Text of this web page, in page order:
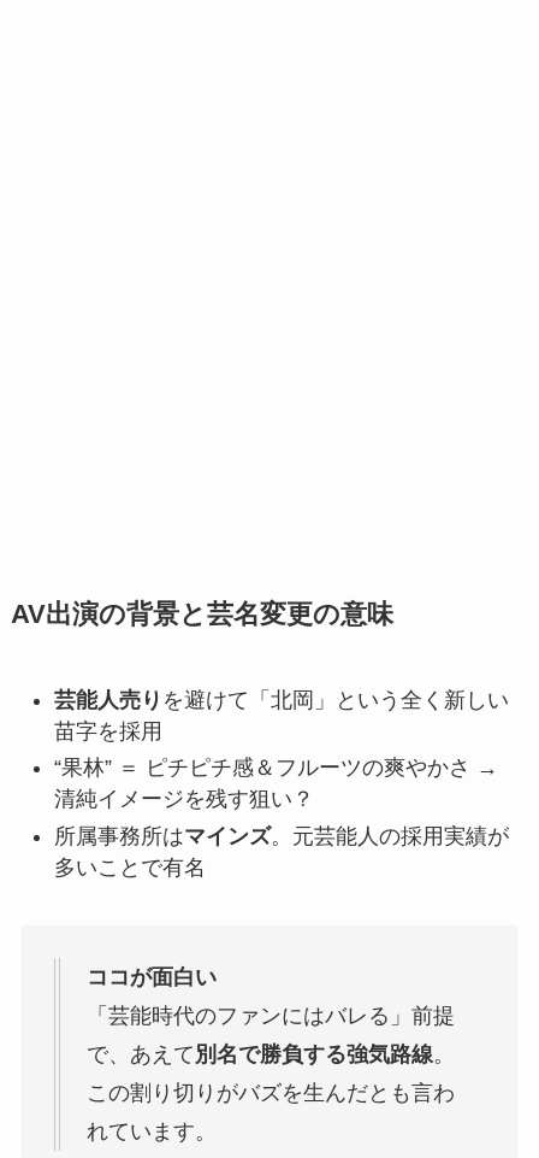
AV出演の背景と芸名変更の意味
芸能人売り を避けて「北岡」という全く新しい
苗字を採用
“果林” ＝ ピチピチ感＆フルーツの爽やかさ →
清純イメージを残す狙い？
所属事務所はマインズ。元芸能人の採用実績が
多いことで有名
ココが面白い
「芸能時代のファンにはバレる」前提
で、あえて 別名で勝負する強気路線。
この割り切りがバズを生んだとも言わ
れています。